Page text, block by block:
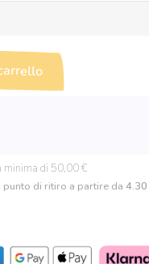
minima di 50,00 €
di ritiro a partire da